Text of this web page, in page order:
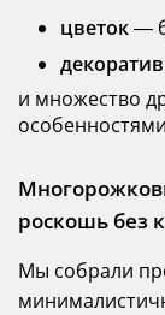
цветок—
и множество
роскошь без
Мы собрали